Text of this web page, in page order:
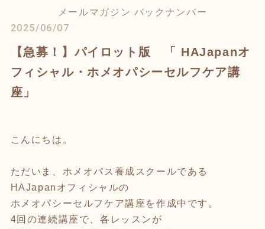
メールマガジン バックナンバー
2025/06/07
【急募！】パイロット版 「 HAJapanオ
フィシャル・ホメオパシーセルフケア講
座」
こんにちは。
ただいま、ホメオパス養成スクールである
HAJapanオフィシャルの
ホメオパシーセルフケア講座を作成中です。
4回の連続講座で、各レッスンが